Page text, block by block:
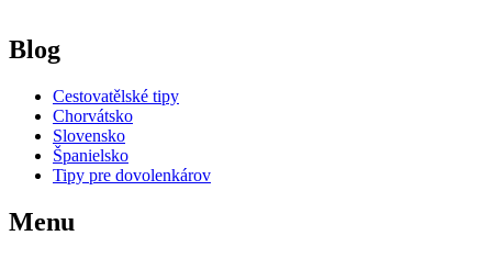
Blog
Cestovatělské tipy
Chorvátsko
Slovensko
Španielsko
Tipy pre dovolenkárov
Menu